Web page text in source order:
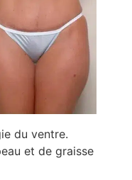
du ventre.
et de graisse